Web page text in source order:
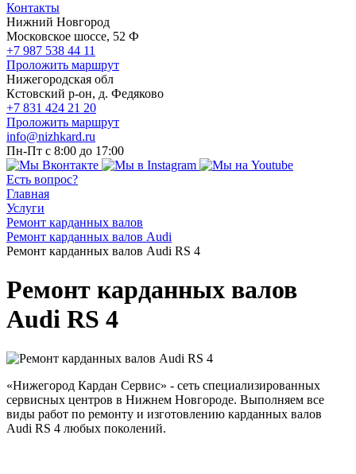
Контакты
Нижний Новгород
Московское шоссе, 52 Ф
+7 987 538 44 11
Проложить маршрут
Нижегородская обл
Кстовский р-он, д. Федяково
+7 831 424 21 20
Проложить маршрут
info@nizhkard.ru
Пн-Пт с 8:00 до 17:00
Есть вопрос?
Главная
Услуги
Ремонт карданных валов
Ремонт карданных валов Audi
Ремонт карданных валов Audi RS 4
Ремонт карданных валов
Audi RS 4
«Нижегород Кардан Сервис» - сеть специализированных
сервисных центров в Нижнем Новгороде. Выполняем все
виды работ по ремонту и изготовлению карданных валов
Audi RS 4 любых поколений.